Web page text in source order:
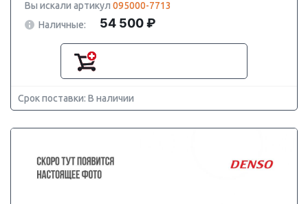
Вы искали артикул 095000-7713
Наличные:
54 500 ₽
Срок поставки: В наличии